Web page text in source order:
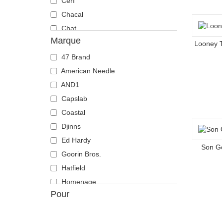
Chacal
Chat
Cheval
Chèvre
Chien
Chihuahua
Colombe
Coq
Corbeau
Coyote
Crabe
Crâne
Crocodile
Dauphin
Marque
47 Brand
American Needle
AND1
Capslab
Coastal
Djinns
Ed Hardy
Goorin Bros.
Hatfield
Homenage
Kangol
Pour
Looney
Son